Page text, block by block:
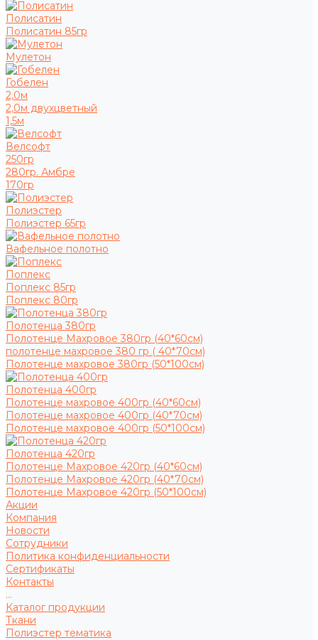
Полисатин
Полисатин 85гр
Мулетон
Гобелен
2,0м
2,0м двухцветный
1,5м
Велсофт
250гр
280гр. Амбре
170гр
Полиэстер
Полиэстер 65гр
Вафельное полотно
Поплекс
Поплекс 85гр
Поплекс 80гр
Полотенца 380гр
Полотенце Махровое 380гр (40*60см)
полотенце махровое 380 гр ( 40*70см)
Полотенце махровое 380гр (50*100см)
Полотенца 400гр
Полотенце махровое 400гр (40*60см)
Полотенце махровое 400гр (40*70см)
Полотенце махровое 400гр (50*100см)
Полотенца 420гр
Полотенце Махровое 420гр (40*60см)
Полотенце Махровое 420гр (40*70см)
Полотенце Махровое 420гр (50*100см)
Акции
Компания
Новости
Сотрудники
Политика конфиденциальности
Сертификаты
Контакты
...
Каталог продукции
Ткани
Полиэстер тематика